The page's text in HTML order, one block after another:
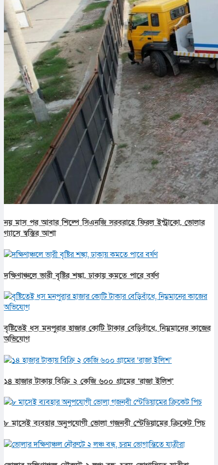
নয় মাস পর আবার শিল্পে সিএনজি সরবরাহে ফিরল ইন্ট্রাকো, ভোলার
গ্যাসে স্বস্তির আশা
দক্ষিণাঞ্চলে ভারী বৃষ্টির শঙ্কা, ঢাকায় কমতে পারে বর্ষণ
বৃষ্টিতেই ধস মনপুরার হাজার কোটি টাকার বেড়িবাঁধে, নিম্নমানের কাজের
অভিযোগ
১৪ হাজার টাকায় বিক্রি ২ কেজি ৬০০ গ্রামের ‘রাজা ইলিশ’
৮ মাসেই ব্যবহার অনুপযোগী ভোলা গজনবী স্টেডিয়ামের ক্রিকেট পিচ